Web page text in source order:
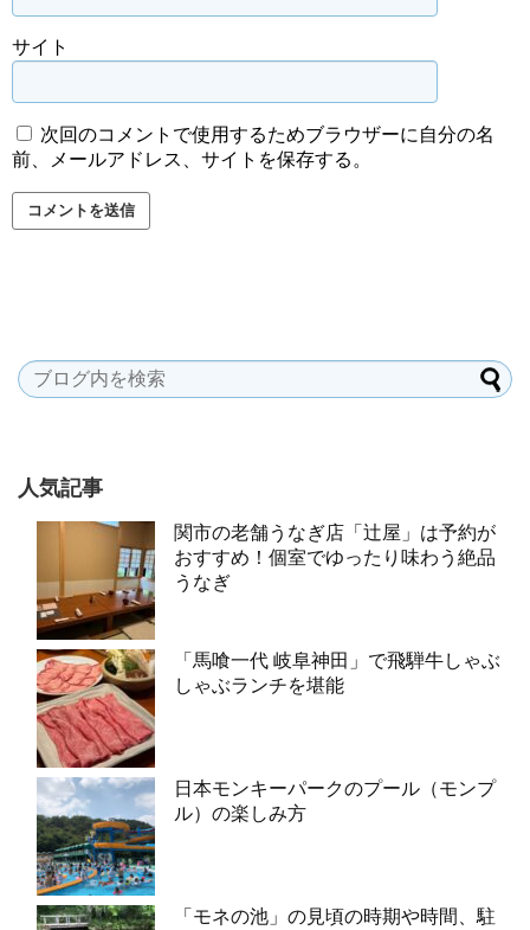
サイト
次回のコメントで使用するためブラウザーに自分の名
前、メールアドレス、サイトを保存する。
人気記事
関市の老舗うなぎ店「辻屋」は予約が
おすすめ！個室でゆったり味わう絶品
うなぎ
「馬喰一代 岐阜神田」で飛騨牛しゃぶ
しゃぶランチを堪能
日本モンキーパークのプール（モンプ
ル）の楽しみ方
「モネの池」の見頃の時期や時間、駐